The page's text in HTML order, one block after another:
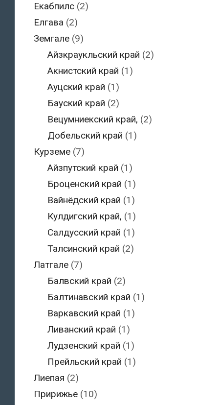
Екабпилс(2)
Елгава (2)
Земгале(9)
Айзкраукльский край (2)
Акнистский край (1)
Ауцский край (1)
Бауский край (2)
Вецумниекский край, (2)
Добельский край (1)
Курземе(7)
Айзпутский край (1)
Броценский край (1)
Вайнёдский край (1)
Кулдигский край, (1)
Салдусский край (1)
Талсинский край (2)
Латгале(7)
Балвский край (2)
Балтинавский край (1)
Варкавский край (1)
Ливанский край (1)
Лудзенский край (1)
Прейльский край (1)
Лиепая (2)
Пририжье(10)